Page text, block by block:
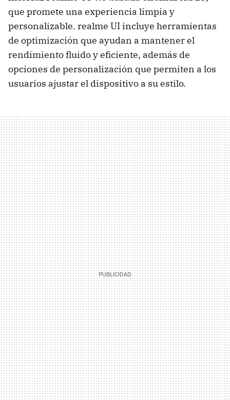
que promete una experiencia limpia y
personalizable. realme UI incluye herramientas
de optimización que ayudan a mantener el
rendimiento fluido y eficiente, además de
opciones de personalización que permiten a los
usuarios ajustar el dispositivo a su estilo.